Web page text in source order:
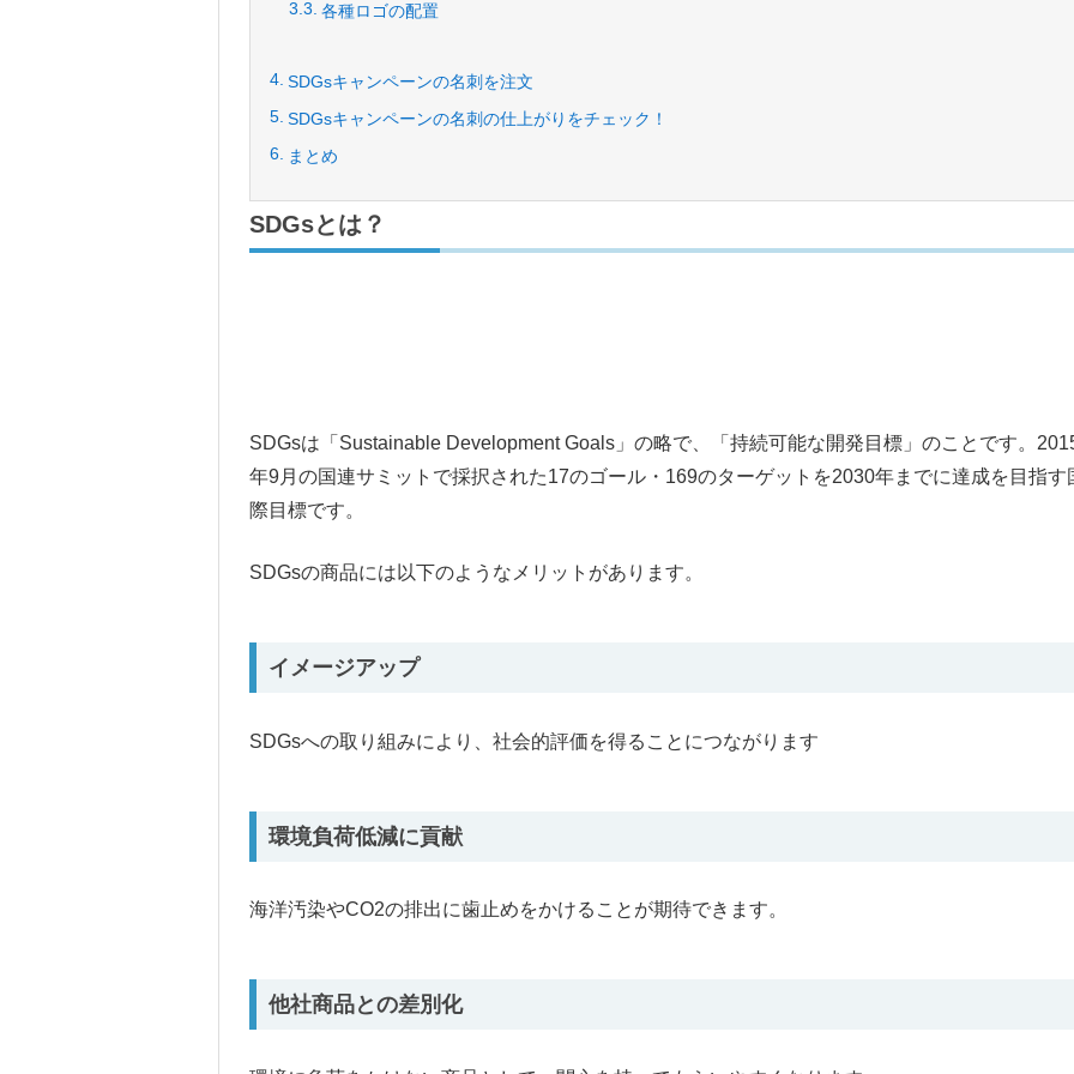
各種ロゴの配置
SDGsキャンペーンの名刺を注文
SDGsキャンペーンの名刺の仕上がりをチェック！
まとめ
SDGsとは？
SDGsは「Sustainable Development Goals」の略で、「持続可能な開発目標」のことです。
年9月の国連サミットで採択された17のゴール・169のターゲットを2030年までに達成を目指す
際目標です。
SDGsの商品には以下のようなメリットがあります。
イメージアップ
SDGsへの取り組みにより、社会的評価を得ることにつながります
環境負荷低減に貢献
海洋汚染やCO2の排出に歯止めをかけることが期待できます。
他社商品との差別化